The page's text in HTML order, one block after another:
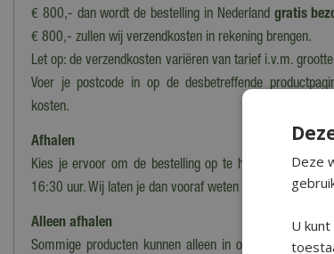
€ 800,- dan wordt de bestelling in Nederland gratis
€ 800,- zullen wij verzendkosten in rekening brengen.
Let op: de verzendkosten variëren van tarief i.v.m.
Voer je postcode in op de desbetreffende
kosten.
Afhalen
Kies je ervoor om de bestelling op te halen in ons
16:30 uur. Wij laten je dan vooraf weten wanneer en
Alleen afhalen
Sommige producten kunnen alleen in onze winkel
Deze
U